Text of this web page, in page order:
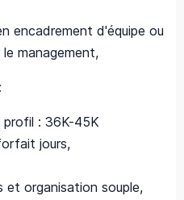
encadrement d'équipe ou
management,
profil : 36K-45K
jours,
et organisation souple,